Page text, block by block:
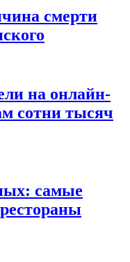
смерти
на онлайн-
сотни тысяч
самые